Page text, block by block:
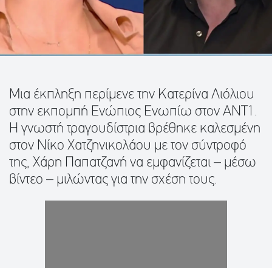
Μια έκπληξη περίμενε την Κατερίνα Λιόλιου
στην εκπομπή Ενώπιος Ενωπίω στον ANT1.
Η γνωστή τραγουδίστρια βρέθηκε καλεσμένη
στον Νίκο Χατζηνικολάου με τον σύντροφό
της, Χάρη Παπατζανή να εμφανίζεται – μέσω
βίντεο – μιλώντας για την σχέση τους.